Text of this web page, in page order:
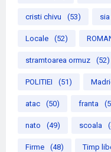
cristi chivu (53) sia
Locale (52)
stramtoarea ormuz (52)
POLITIEI (51)
atac (50) franta
nato (49) scoala
Firme (48) Timp